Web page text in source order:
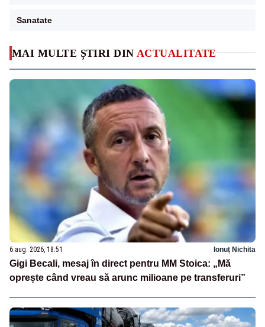
MAI MULTE ȘTIRI DIN ACTUALITATE
6 aug. 2026, 18:51 Ionuț Nichita
Gigi Becali, mesaj în direct pentru MM Stoica: „Mă
oprește când vreau să arunc milioane pe transferuri”
Sanatate